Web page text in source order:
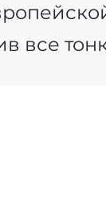
все